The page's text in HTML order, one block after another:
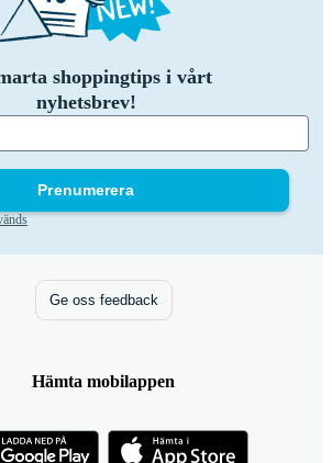
shoppingtips i vårt
nyhetsbrev!
Prenumerera
Ge oss feedback
Hämta mobilappen